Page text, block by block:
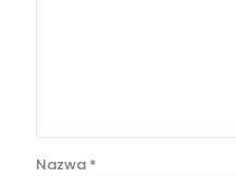
Nazwa *